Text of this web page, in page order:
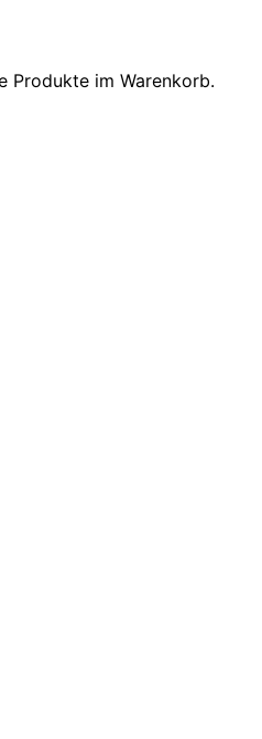
Produkte im Warenkorb.